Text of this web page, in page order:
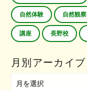
自然体験 自然観察
講座 長野校
月別アーカイブ